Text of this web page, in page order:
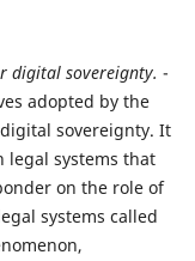
digital sovereignty. -
adopted by the
sovereignty. It
legal systems that
on the role of
systems called